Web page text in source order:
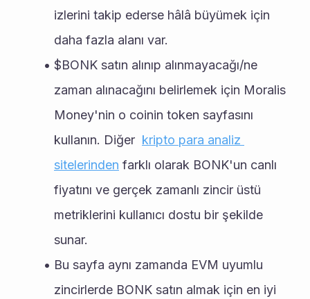
izlerini takip ederse hâlâ büyümek için
daha fazla alanı var.
$BONK satın alınıp alınmayacağı/ne
zaman alınacağını belirlemek için Moralis
Money'nin o coinin token sayfasını
kullanın. Diğer kripto para analiz
sitelerinden farklı olarak BONK'un canlı
fiyatını ve gerçek zamanlı zincir üstü
metriklerini kullanıcı dostu bir şekilde
sunar.
Bu sayfa aynı zamanda EVM uyumlu
zincirlerde BONK satın almak için en iyi